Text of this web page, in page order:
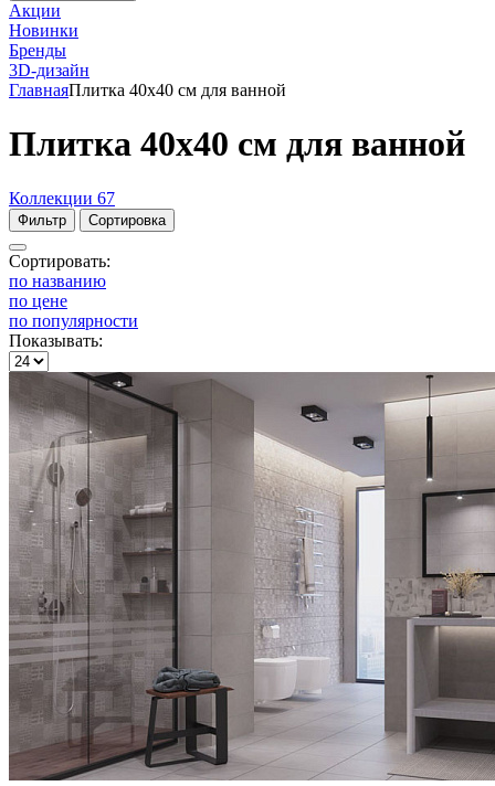
Акции
Новинки
Бренды
3D-дизайн
ГлавнаяПлитка 40x40 см для ванной
Плитка 40x40 см для ванной
Коллекции 67
Фильтр Сортировка
Сортировать:
по названию
по цене
по популярности
Показывать: